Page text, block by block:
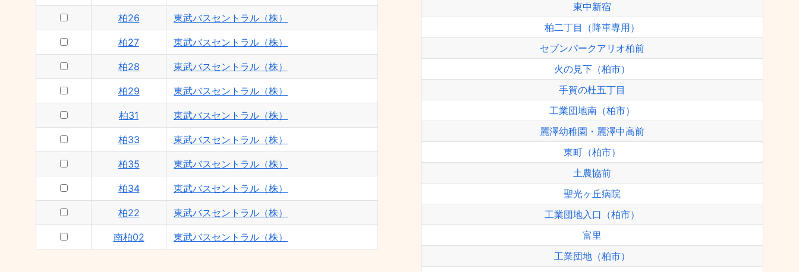
柏26 東武バスセントラル（株）
柏27 東武バスセントラル（株）
柏28 東武バスセントラル（株）
柏29 東武バスセントラル（株）
柏31 東武バスセントラル（株）
柏33 東武バスセントラル（株）
柏35 東武バスセントラル（株）
柏34 東武バスセントラル（株）
柏22 東武バスセントラル（株）
南柏02 東武バスセントラル（株）
東中新宿
柏二丁目（降車専用）
セブンパークアリオ柏前
火の見下（柏市）
手賀の杜五丁目
工業団地南（柏市）
麗澤幼稚園・麗澤中高前
東町（柏市）
土農協前
聖光ヶ丘病院
工業団地入口（柏市）
富里
工業団地（柏市）